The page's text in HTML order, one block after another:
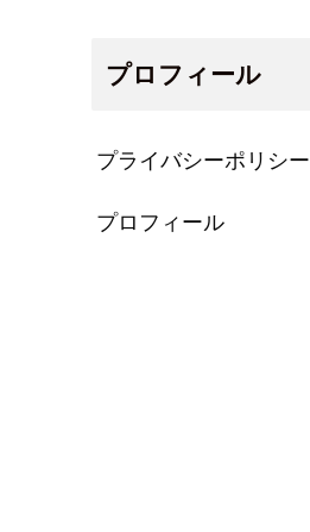
プロフィール
プライバシーポリシー
プロフィール